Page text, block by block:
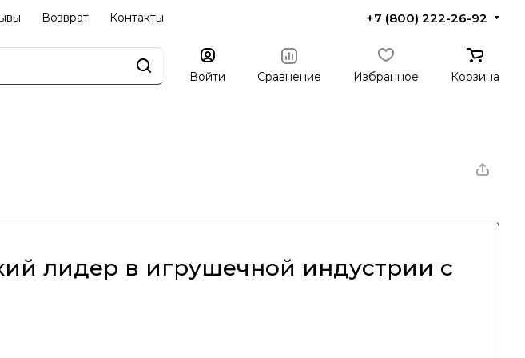
Возврат Контакты +7 (800) 222-26-92
Войти Сравнение Избранное Корзина
лидер в игрушечной индустрии с
году в Канаде и с тех пор завоевала международное признание